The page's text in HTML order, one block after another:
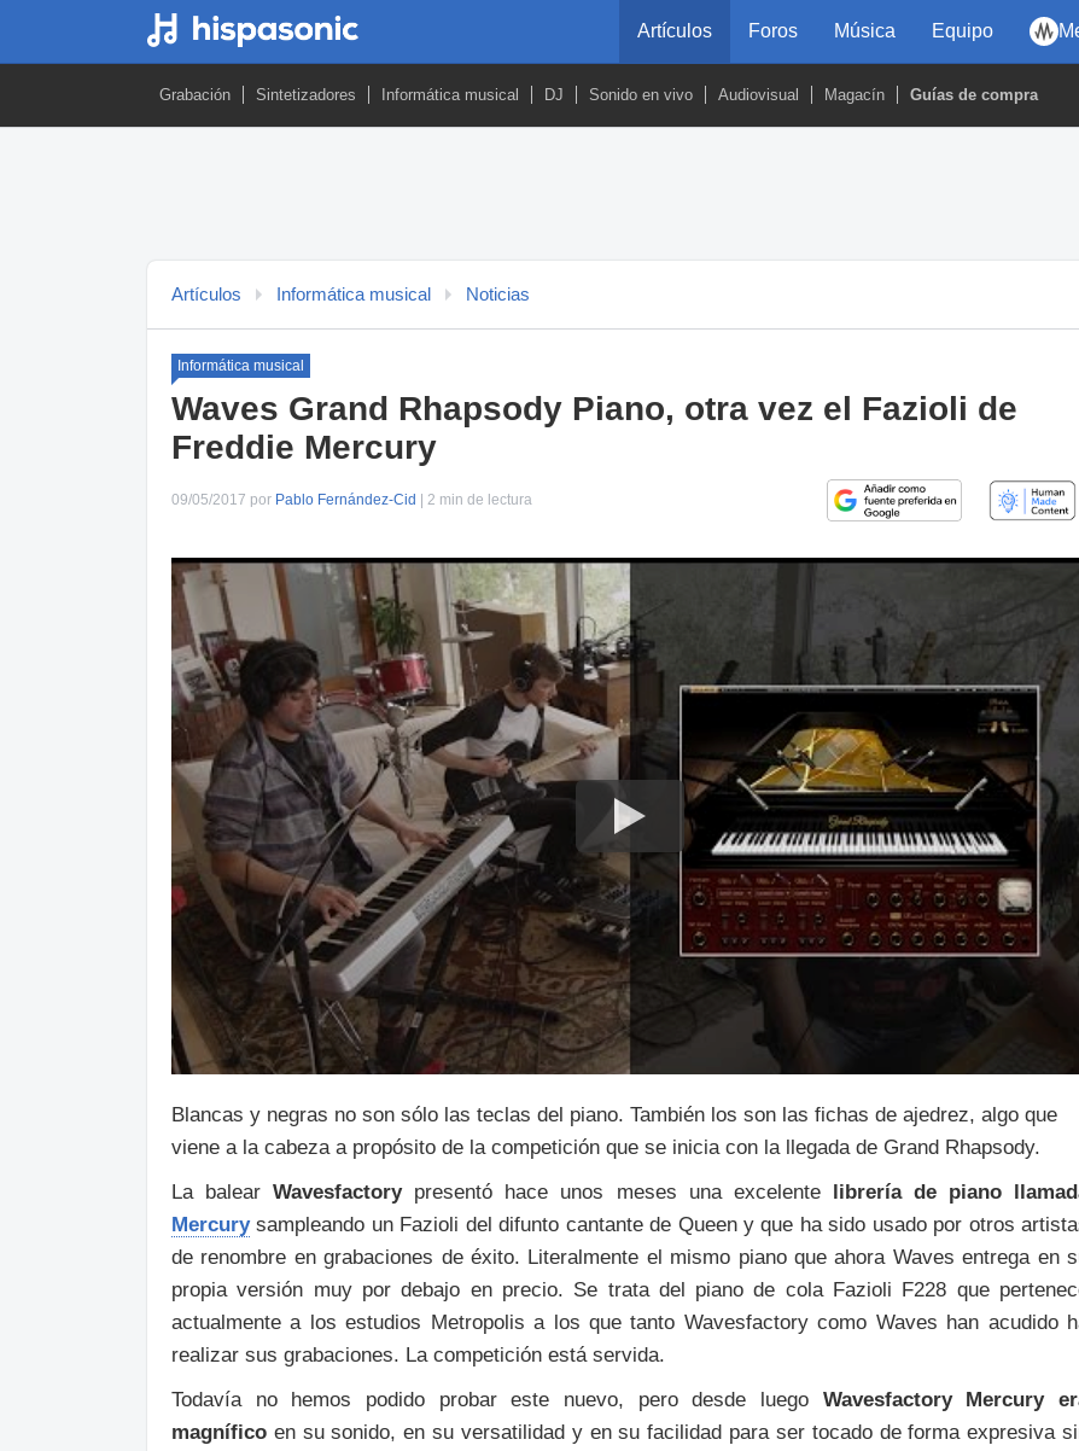
Artículos Foros Música Equipo
Grabación Sintetizadores Informática musical DJ Sonido en vivo Audiovisual Magacín Guías de compra
Artículos Informática musical Noticias
Informática musical
Waves Grand Rhapsody Piano, otra vez el Fazioli de
Freddie Mercury
09/05/2017 por Pablo Fernández-Cid | 2 min de lectura
Blancas y negras no son sólo las teclas del piano. También los son las fichas de ajedrez, algo que
viene a la cabeza a propósito de la competición que se inicia con la llegada de Grand Rhapsody.
La balearWavesfactorypresentó hace unos meses una excelente librería de piano
Mercurysampleando un Fazioli del difunto cantante de Queen y que ha sido usado por otros
de renombre en grabaciones de éxito. Literalmente el mismo piano que ahora Waves entrega en
propia versión muy por debajo en precio. Se trata del piano de cola Fazioli F228 que
actualmente a los estudios Metropolis a los que tanto Wavesfactory como Waves han acudido
realizar sus grabaciones. La competición está servida.
Todavía no hemos podido probar este nuevo, pero desde luego Wavesfactory Mercury
magnífico en su sonido, en su versatilidad y en su facilidad para ser tocado de forma expresiva